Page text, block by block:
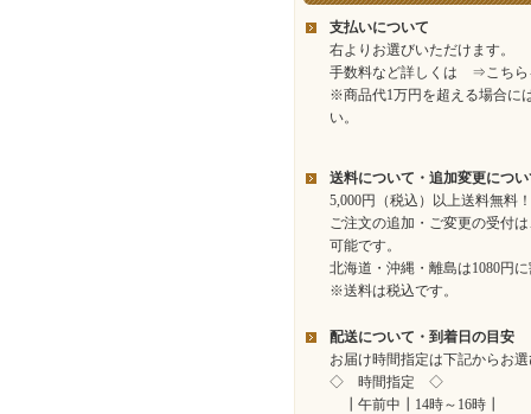
支払いについて
右よりお選びいただけます。
手数料など詳しくは ⇒こちら
※商品代1万円を超える場合に
い。
送料について・追加変更につい
5,000円（税込）以上送料無料！
ご注文の追加・ご変更の受付
可能です。
北海道・沖縄・離島は1080円
※送料は税込です。
配送について・到着日の目安
お届け時間指定は下記からお
◇ 時間指定 ◇
┃午前中┃14時～16時┃